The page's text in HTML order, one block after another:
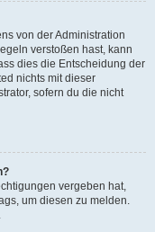
von der Administration
verstoßen hast, kann
dies die Entscheidung der
nichts mit dieser
sofern du die nicht
vergeben hat,
um diesen zu melden.